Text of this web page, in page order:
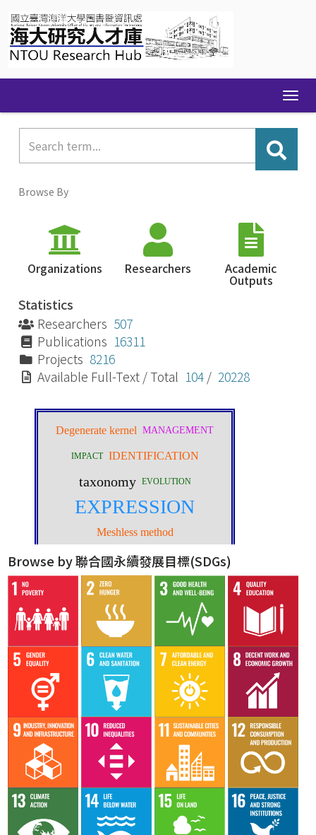
navigation
Browse By
Organizations Researchers Academic
Outputs
Statistics
Researchers 507
Publications 16311
Projects 8216
Available Full-Text / Total 104 / 20228
Browse by 聯合國永續發展目標(SDGs)